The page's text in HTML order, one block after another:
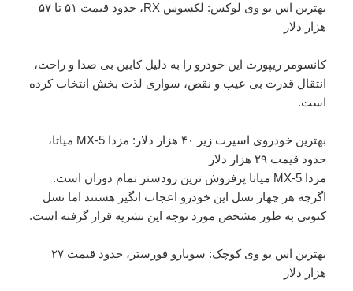
بهترین اس یو وی لوکس: لکسوس RX، حدود قیمت ۵۱ تا ۵۷
هزار دلار
کانسومر ریپورت این خودرو را به دلیل کابین بی صدا و راحت،
انتقال قدرت بی عیب و نقص، سواری لذت بخش انتخاب کرده
است.
بهترین خودروی اسپرت زیر ۴۰ هزار دلار: مزدا MX-5 میاتا،
حدود قیمت ۲۹ هزار دلار
مزدا MX-5 میاتا پرفروش ترین رودستر تمام دوران است.
اگرچه هر چهار نسل این خودرو اعجاب انگیز هستند اما نسل
کنونی به طور مشخص مورد توجه این نشریه قرار گرفته است.
بهترین اس یو وی کوچک: سوبارو فورستر، حدود قیمت ۲۷
هزار دلار